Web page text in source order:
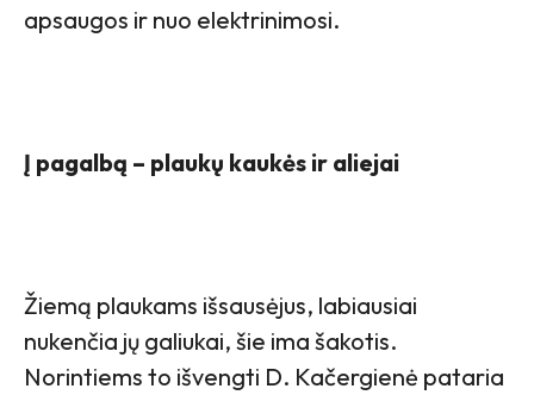
apsaugos ir nuo elektrinimosi.
Į pagalbą – plaukų kaukės ir aliejai
Žiemą plaukams išsausėjus, labiausiai
nukenčia jų galiukai, šie ima šakotis.
Norintiems to išvengti D. Kačergienė pataria